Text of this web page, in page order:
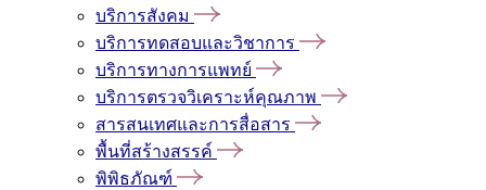
บริการสังคม
บริการทดสอบและวิชาการ
บริการทางการแพทย์
บริการตรวจวิเคราะห์คุณภาพ
สารสนเทศและการสื่อสาร
พื้นที่สร้างสรรค์
พิพิธภัณฑ์